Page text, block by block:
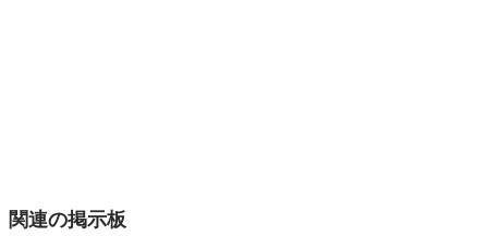
関連の掲示板